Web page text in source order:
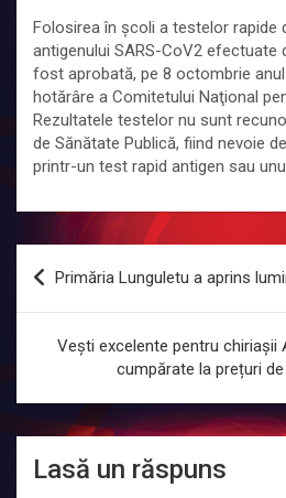
Folosirea în şcoli a testelor rapide
antigenului SARS-CoV2 efectuate
fost aprobată, pe 8 octombrie
hotărâre a Comitetului Naţional
Rezultatele testelor nu sunt
de Sănătate Publică, fiind nevoie
printr-un test rapid antigen sau unul
Navigare
articole
Primăria Lunguletu a aprins
Vești excelente pentru chiriașii
cumpărate la prețuri
Lasă un răspuns